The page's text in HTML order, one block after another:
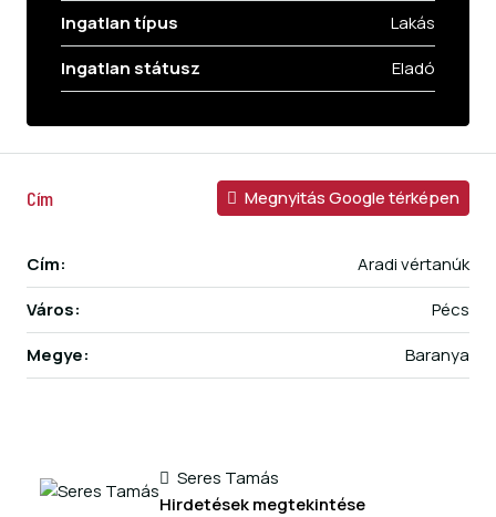
Ingatlan típus
Lakás
Ingatlan státusz
Eladó
Cím Megnyitás Google térképen
Cím:
Aradi vértanúk
Város:
Pécs
Megye:
Baranya
Seres Tamás
Hirdetések megtekintése